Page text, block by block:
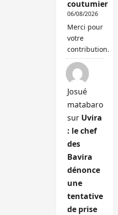
coutumier
06/08/2026
Merci pour
votre
contribution.
Josué
matabaro
sur Uvira
: le chef
des
Bavira
dénonce
une
tentative
de prise